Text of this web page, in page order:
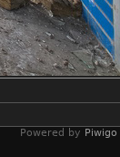
Powered by Piwigo